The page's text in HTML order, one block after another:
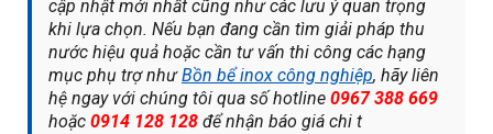
cập nhật mới nhất cũng như các lưu ý quan trọng
khi lựa chọn. Nếu bạn đang cần tìm giải pháp thu
nước hiệu quả hoặc cần tư vấn thi công các hạng
mục phụ trợ nhưBồn bể inox công nghiệp, hãy liên
hệ ngay với chúng tôi qua số hotline 0967 388 669
hoặc 0914 128 128 để nhận báo giá chi t